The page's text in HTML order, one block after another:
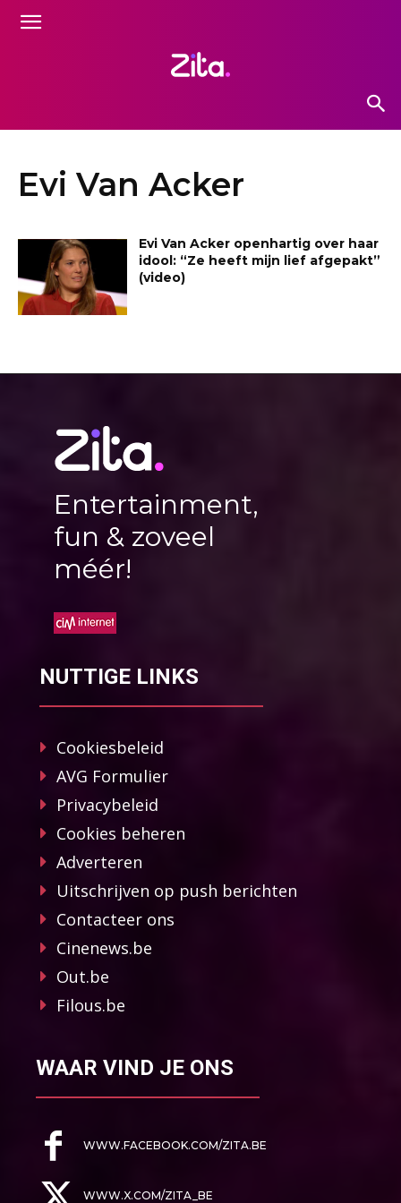
Evi Van Acker
Evi Van Acker openhartig over haar
idool: “Ze heeft mijn lief afgepakt”
(video)
Entertainment,
fun & zoveel
méér!
NUTTIGE LINKS
Cookiesbeleid
AVG Formulier
Privacybeleid
Cookies beheren
Adverteren
Uitschrijven op push berichten
Contacteer ons
Cinenews.be
Out.be
Filous.be
WAAR VIND JE ONS
WWW.FACEBOOK.COM/ZITA.BE
WWW.X.COM/ZITA_BE